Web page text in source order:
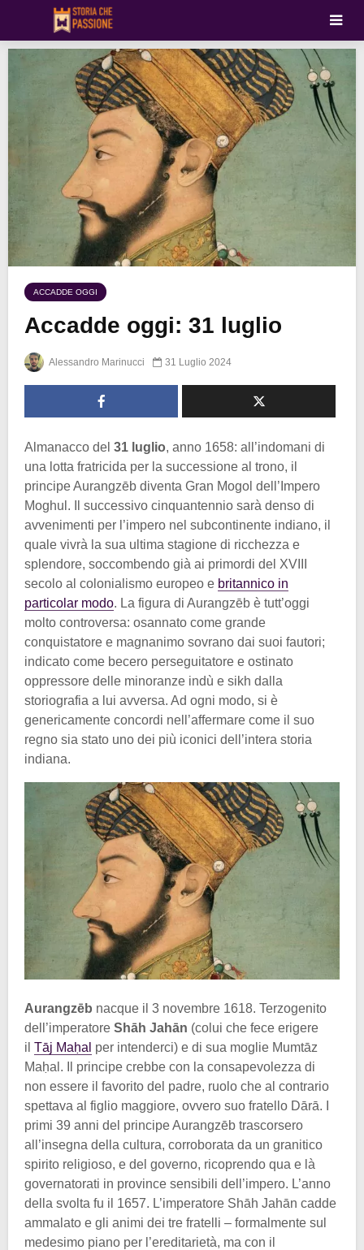
ACCADDE OGGI
Accadde oggi: 31 luglio
Alessandro Marinucci 31 Luglio 2024
Almanacco del 31 luglio, anno 1658: all’indomani di
una lotta fratricida per la successione al trono, il
principe Aurangzēb diventa Gran Mogol dell’Impero
Moghul. Il successivo cinquantennio sarà denso di
avvenimenti per l’impero nel subcontinente indiano, il
quale vivrà la sua ultima stagione di ricchezza e
splendore, soccombendo già ai primordi del XVIII
secolo al colonialismo europeo e britannico in
particolar modo. La figura di Aurangzēb è tutt’oggi
molto controversa: osannato come grande
conquistatore e magnanimo sovrano dai suoi fautori;
indicato come becero perseguitatore e ostinato
oppressore delle minoranze indù e sikh dalla
storiografia a lui avversa. Ad ogni modo, si è
genericamente concordi nell’affermare come il suo
regno sia stato uno dei più iconici dell’intera storia
indiana.
Aurangzēb nacque il 3 novembre 1618. Terzogenito
dell’imperatore Shāh Jahān (colui che fece erigere
il Tāj Maḥal per intenderci) e di sua moglie Mumtāz
Maḥal. Il principe crebbe con la consapevolezza di
non essere il favorito del padre, ruolo che al contrario
spettava al figlio maggiore, ovvero suo fratello Dārā. I
primi 39 anni del principe Aurangzēb trascorsero
all’insegna della cultura, corroborata da un granitico
spirito religioso, e del governo, ricoprendo qua e là
governatorati in province sensibili dell’impero. L’anno
della svolta fu il 1657. L’imperatore Shāh Jahān cadde
ammalato e gli animi dei tre fratelli – formalmente sul
medesimo piano per l’ereditarietà, ma con il